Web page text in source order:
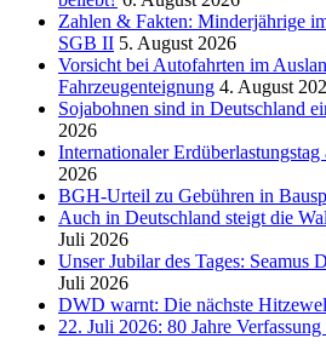
Zahlen & Fakten: Minderjährige
SGB II 5. August 2026
Vorsicht bei Autofahrten im
Fahrzeugenteignung 4. August
Sojabohnen sind in Deutschland
2026
Internationaler
2026
BGH-Urteil zu Gebühren in
Auch in Deutschland steigt die
Juli 2026
Unser Jubilar des Tages: Seamus
Juli 2026
DWD warnt: Die nächste
22. Juli 2026: 80 Jahre